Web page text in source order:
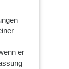
er